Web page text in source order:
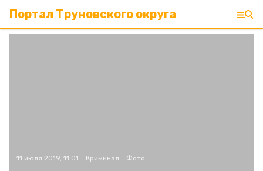
Портал Труновского округа
11 июля 2019, 11:01 Криминал Фото: